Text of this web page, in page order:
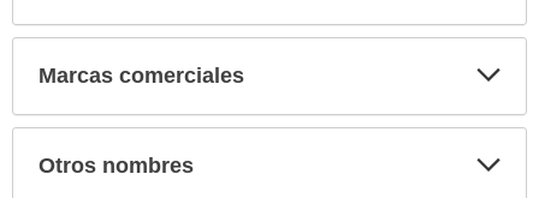
Marcas comerciales
Otros nombres